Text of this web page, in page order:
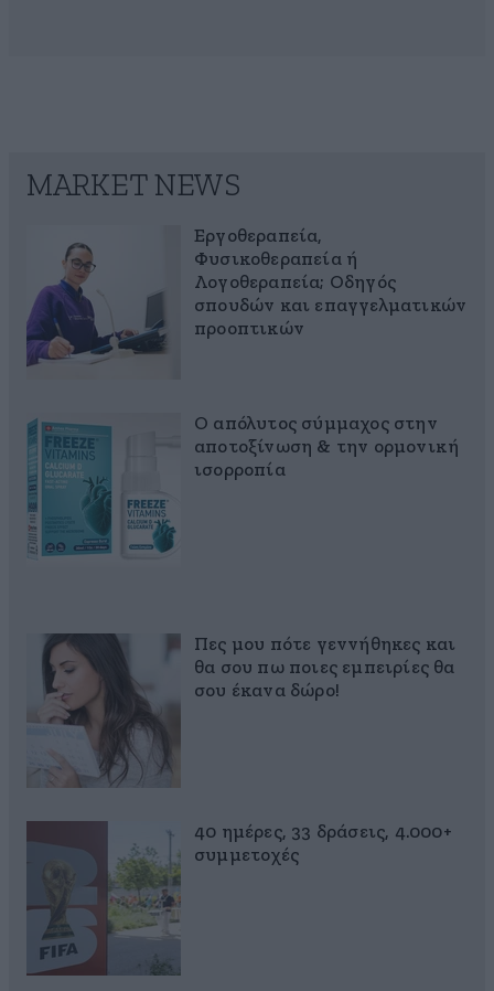
MARKET NEWS
Εργοθεραπεία,
Φυσικοθεραπεία ή
Λογοθεραπεία; Οδηγός
σπουδών και επαγγελματικών
προοπτικών
Ο απόλυτος σύμμαχος στην
αποτοξίνωση & την ορμονική
ισορροπία
Πες μου πότε γεννήθηκες και
θα σου πω ποιες εμπειρίες θα
σου έκανα δώρο!
40 ημέρες, 33 δράσεις, 4.000+
συμμετοχές